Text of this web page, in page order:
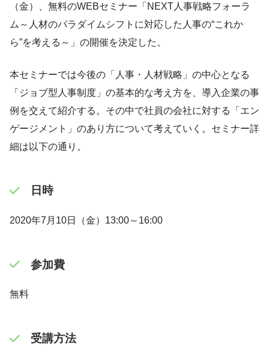
（金）、無料のWEBセミナー「NEXT人事戦略フォーラ
ム～人材のパラダイムシフトに対応した人事の“これか
ら”を考える～」の開催を決定した。
本セミナーでは今後の「人事・人材戦略」の中心となる
「ジョブ型人事制度」の基本的な考え方を、導入企業の事
例を交えて紹介する。その中で社員の会社に対する「エン
ゲージメント」のあり方について考えていく。セミナー詳
細は以下の通り。
日時
2020年7月10日（金）13:00～16:00
参加費
無料
受講方法